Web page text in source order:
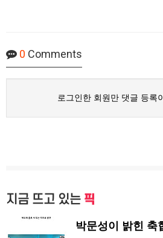
0 Comments
로그인한 회원만 댓글 등록
지금 뜨고 있는 픽
박문성이 밝힌 축